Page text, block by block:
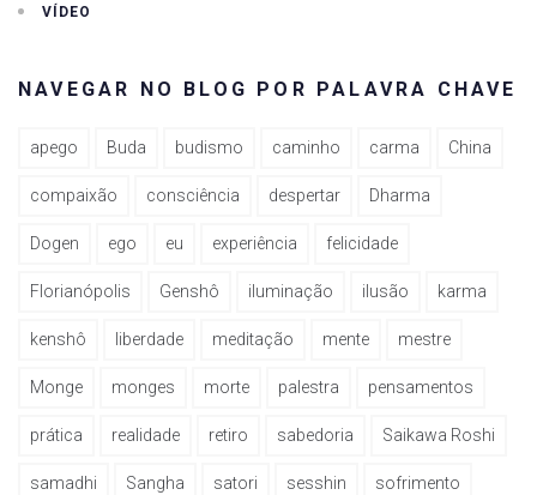
VÍDEO
NAVEGAR NO BLOG POR PALAVRA CHAVE
apego Buda budismo caminho carma China
compaixão consciência despertar Dharma
Dogen ego eu experiência felicidade
Florianópolis Genshô iluminação ilusão karma
kenshô liberdade meditação mente mestre
Monge monges morte palestra pensamentos
prática realidade retiro sabedoria Saikawa Roshi
samadhi Sangha satori sesshin sofrimento